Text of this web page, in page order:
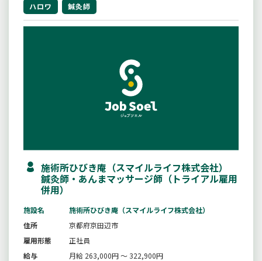
ハロワ 鍼灸師
施術所ひびき庵（スマイルライフ株式会社）
鍼灸師・あんまマッサージ師（トライアル雇用
併用）
施設名
施術所ひびき庵（スマイルライフ株式会社）
住所
京都府京田辺市
雇用形態
正社員
給与
月給 263,000円 ～ 322,900円